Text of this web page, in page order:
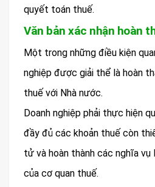
quyết toán thuế.
Văn bản xác nhận hoàn
Một trong những điều kiện
nghiệp được giải thể là hoàn
thuế với Nhà nước.
Doanh nghiệp phải thực hiện
đầy đủ các khoản thuế còn
tử và hoàn thành các nghĩa vụ
của cơ quan thuế.